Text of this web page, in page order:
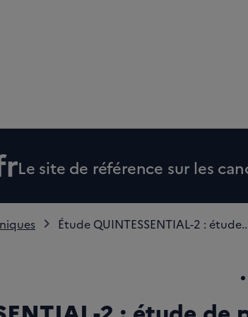
Le site de référence sur les
Étude QUINTESSENTIAL-2 :